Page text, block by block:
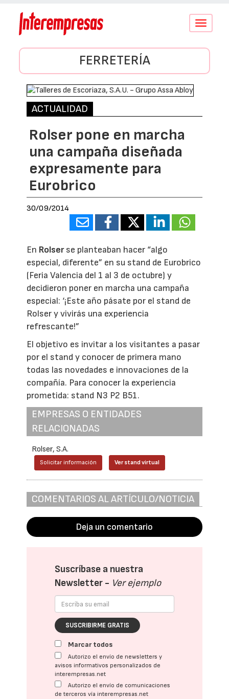
Conmutar
FERRETERÍA
ACTUALIDAD
Rolser pone en marcha
una campaña diseñada
expresamente para
Eurobrico
30/09/2014
En Rolserse planteaban hacer “algo
especial, diferente” en su stand de Eurobrico
(Feria Valencia del 1 al 3 de octubre) y
decidieron poner en marcha una campaña
especial: ‘¡Este año pásate por el stand de
Rolser y vivirás una experiencia
refrescante!”
El objetivo es invitar a los visitantes a pasar
por el stand y conocer de primera mano
todas las novedades e innovaciones de la
compañía. Para conocer la experiencia
prometida: stand N3 P2 B51.
EMPRESAS O ENTIDADES
RELACIONADAS
Rolser, S.A.
Solicitar información Ver stand virtual
COMENTARIOS AL ARTÍCULO/NOTICIA
Deja un comentario
Suscríbase a nuestra
Newsletter - Ver ejemplo
SUSCRIBIRME GRATIS
Marcar todos
Autorizo el envío de newsletters y
avisos informativos personalizados de
interempresas.net
Autorizo el envío de comunicaciones
de terceros vía interempresas.net